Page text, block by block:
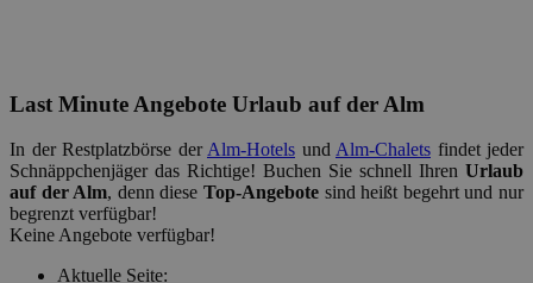
Last Minute Angebote Urlaub auf der Alm
In der Restplatzbörse derAlm-Hotels und Alm-Chalets findet jeder
Schnäppchenjäger das Richtige! Buchen Sie schnell Ihren Urlaub
auf der Alm, denn dieseTop-Angebote sind heißt begehrt und nur
begrenzt verfügbar!
Keine Angebote verfügbar!
Aktuelle Seite: